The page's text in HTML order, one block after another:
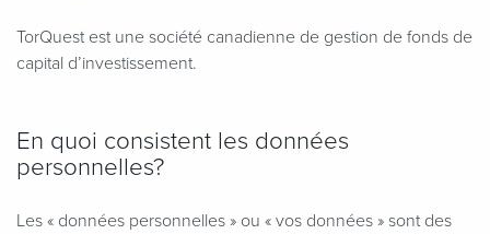
TorQuest est une société canadienne de gestion de fonds de
capital d’investissement.
En quoi consistent les données
personnelles?
Les « données personnelles » ou « vos données » sont des